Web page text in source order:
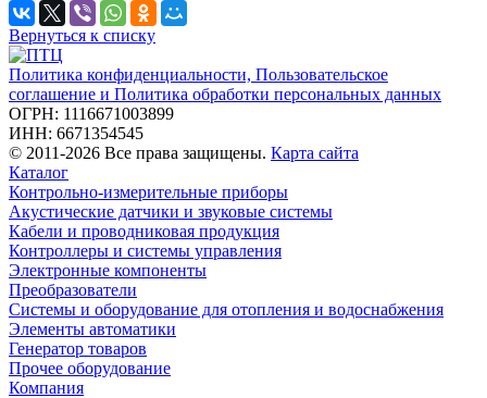
Вернуться к списку
Политика конфиденциальности, Пользовательское
соглашение и Политика обработки персональных данных
ОГРН: 1116671003899
ИНН: 6671354545
© 2011-2026 Все права защищены. Карта сайта
Каталог
Контрольно-измерительные приборы
Акустические датчики и звуковые системы
Кабели и проводниковая продукция
Контроллеры и системы управления
Электронные компоненты
Преобразователи
Системы и оборудование для отопления и водоснабжения
Элементы автоматики
Генератор товаров
Прочее оборудование
Компания